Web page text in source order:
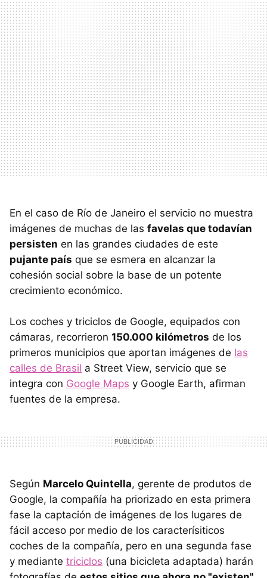
En el caso de Río de Janeiro el servicio no muestra
imágenes de muchas de las favelas que todavían
persisten en las grandes ciudades de este
pujante país que se esmera en alcanzar la
cohesión social sobre la base de un potente
crecimiento económico.
Los coches y triciclos de Google, equipados con
cámaras, recorrieron 150.000 kilómetros de los
primeros municipios que aportan imágenes de las
calles de Brasil a Street View, servicio que se
integra con Google Maps y Google Earth, afirman
fuentes de la empresa.
Según Marcelo Quintella, gerente de produtos de
Google, la compañía ha priorizado en esta primera
fase la captación de imágenes de los lugares de
fácil acceso por medio de los caracterísiticos
coches de la compañía, pero en una segunda fase
y mediante triciclos (una bicicleta adaptada) harán